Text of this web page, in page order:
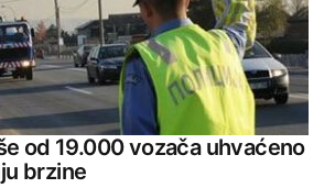
od 19.000 vozača uhvaćeno
brzine